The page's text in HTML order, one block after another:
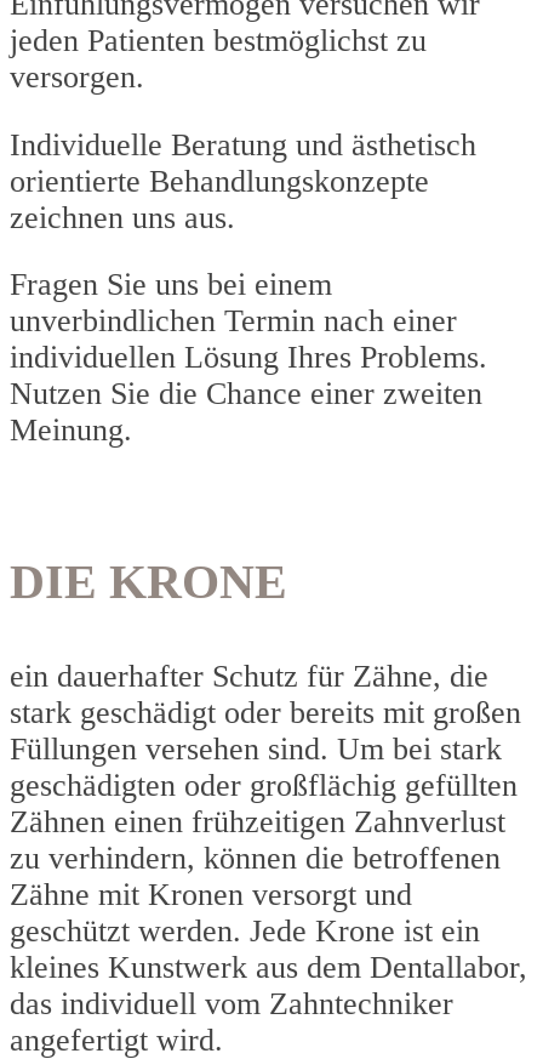
jeden Patienten bestmöglichst zu
versorgen.
Individuelle Beratung und ästhetisch
orientierte Behandlungskonzepte
zeichnen uns aus.
Fragen Sie uns bei einem
unverbindlichen Termin nach einer
individuellen Lösung Ihres Problems.
Nutzen Sie die Chance einer zweiten
Meinung.
DIE KRONE
ein dauerhafter Schutz für Zähne, die
stark geschädigt oder bereits mit großen
Füllungen versehen sind. Um bei stark
geschädigten oder großflächig gefüllten
Zähnen einen frühzeitigen Zahnverlust
zu verhindern, können die betroffenen
Zähne mit Kronen versorgt und
geschützt werden. Jede Krone ist ein
kleines Kunstwerk aus dem Dentallabor,
das individuell vom Zahntechniker
angefertigt wird.